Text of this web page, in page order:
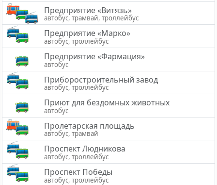
Предприятие «Витязь»
автобус, трамвай, троллейбус
Предприятие «Марко»
автобус, троллейбус
Предприятие «Фармация»
автобус
Приборостроительный завод
автобус, троллейбус
Приют для бездомных животных
автобус
Пролетарская площадь
автобус, трамвай
Проспект Людникова
автобус, троллейбус
Проспект Победы
автобус, троллейбус